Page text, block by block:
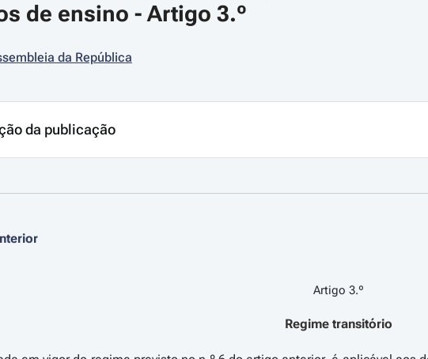
de ensino - Artigo 3.º
da República
da publicação
Artigo 3.º
Regime transitório